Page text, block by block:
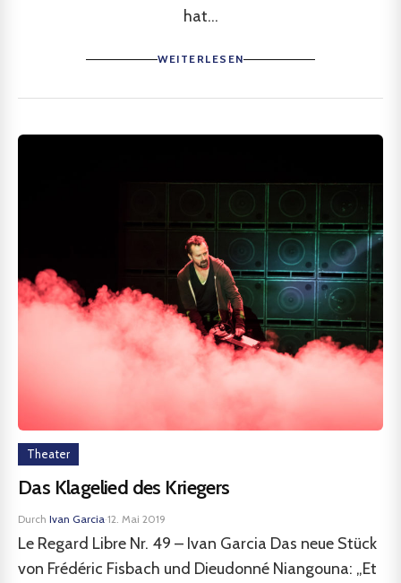
hat...
WEITERLESEN
Theater
Das Klagelied des Kriegers
Durch Ivan Garcia·12. Mai 2019
Le Regard Libre Nr. 49 – Ivan Garcia Das neue Stück
von Frédéric Fisbach und Dieudonné Niangouna: „Et